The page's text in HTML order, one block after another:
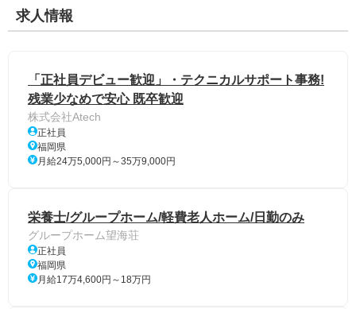
求人情報
「正社員デビュー歓迎」・テクニカルサポート事務!
残業少なめで安心 既卒歓迎
株式会社Atech
正社員
福岡県
月給24万5,000円～35万9,000円
栄養士/グループホーム/軽費老人ホーム/日勤のみ
グループホーム望海荘
正社員
福岡県
月給17万4,600円～18万円